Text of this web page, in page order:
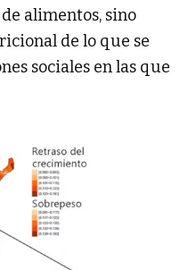
alimentos, sino
de lo que se
sociales en las que